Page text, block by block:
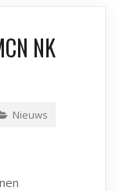
NK
Nieuws